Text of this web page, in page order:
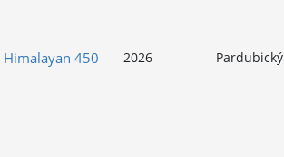
Himalayan 450 2026 Pardubický